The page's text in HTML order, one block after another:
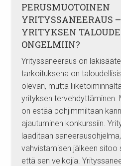
PERUSMUOTOINEN
YRITYSSANEERAUS
YRITYKSEN
ONGELMIIN?
Yrityssaneeraus on
tarkoituksena on
olevan, mutta
yrityksen tervehdyttäminen.
on estää pohjimmiltaan
ajautuminen konkurssiin.
laaditaan
vahvistamisen jälkeen sitoo
että sen velkojia.